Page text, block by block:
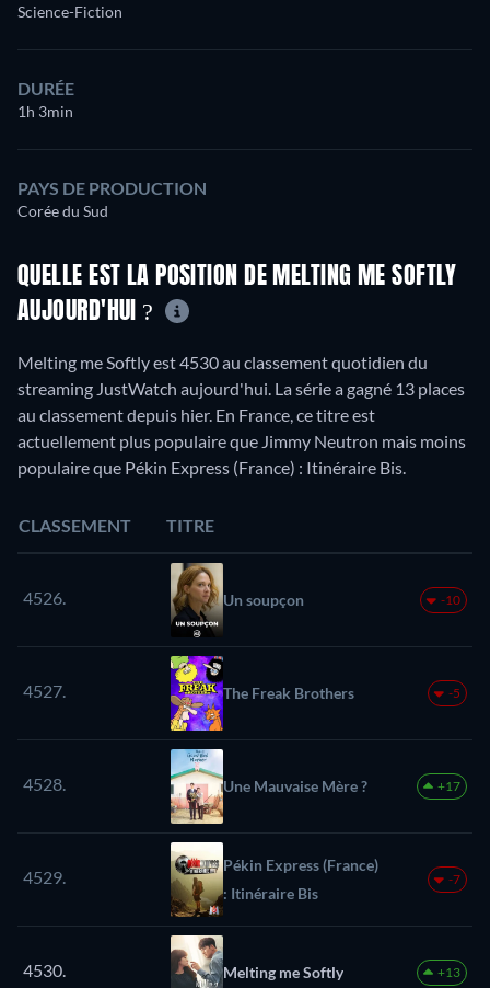
Science-Fiction
DURÉE
1h 3min
PAYS DE PRODUCTION
Corée du Sud
QUELLE EST LA POSITION DE MELTING ME SOFTLY
AUJOURD'HUI ?
Melting me Softly est 4530 au classement quotidien du
streaming JustWatch aujourd'hui. La série a gagné 13 places
au classement depuis hier. En France, ce titre est
actuellement plus populaire que Jimmy Neutron mais moins
populaire que Pékin Express (France) : Itinéraire Bis.
CLASSEMENT TITRE
4526. Un soupçon -10
4527. The Freak Brothers -5
4528. Une Mauvaise Mère ? +17
4529.
Pékin Express (France)
: Itinéraire Bis
-7
4530. Melting me Softly +13